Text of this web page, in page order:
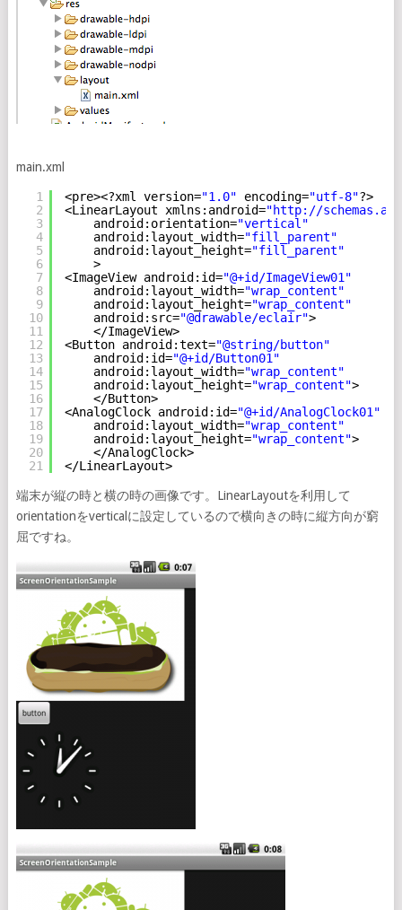
main.xml
1
2
3
4
5
6
7
8
9
10
11
12
13
14
15
16
17
18
19
20
21
<pre><?xml version="1.0" encoding="utf-8"?>
<LinearLayout xmlns:android="http://
android:orientation="vertical"
android:layout_width="fill_parent"
android:layout_height="fill_parent"
>
<ImageView android:id="@+id/ImageView01"
android:layout_width="wrap_content"
android:layout_height="wrap_content"
android:src="@drawable/eclair">
</ImageView>
<Button android:text="@string/button"
android:id="@+id/Button01"
android:layout_width="wrap_content"
android:layout_height="wrap_content">
</Button>
<AnalogClock android:id="@+id/AnalogClock01"
android:layout_width="wrap_content"
android:layout_height="wrap_content">
</AnalogClock>
</LinearLayout>
端末が縦の時と横の時の画像です。LinearLayoutを利用して
orientationをverticalに設定しているので横向きの時に縦方向が窮
屈ですね。